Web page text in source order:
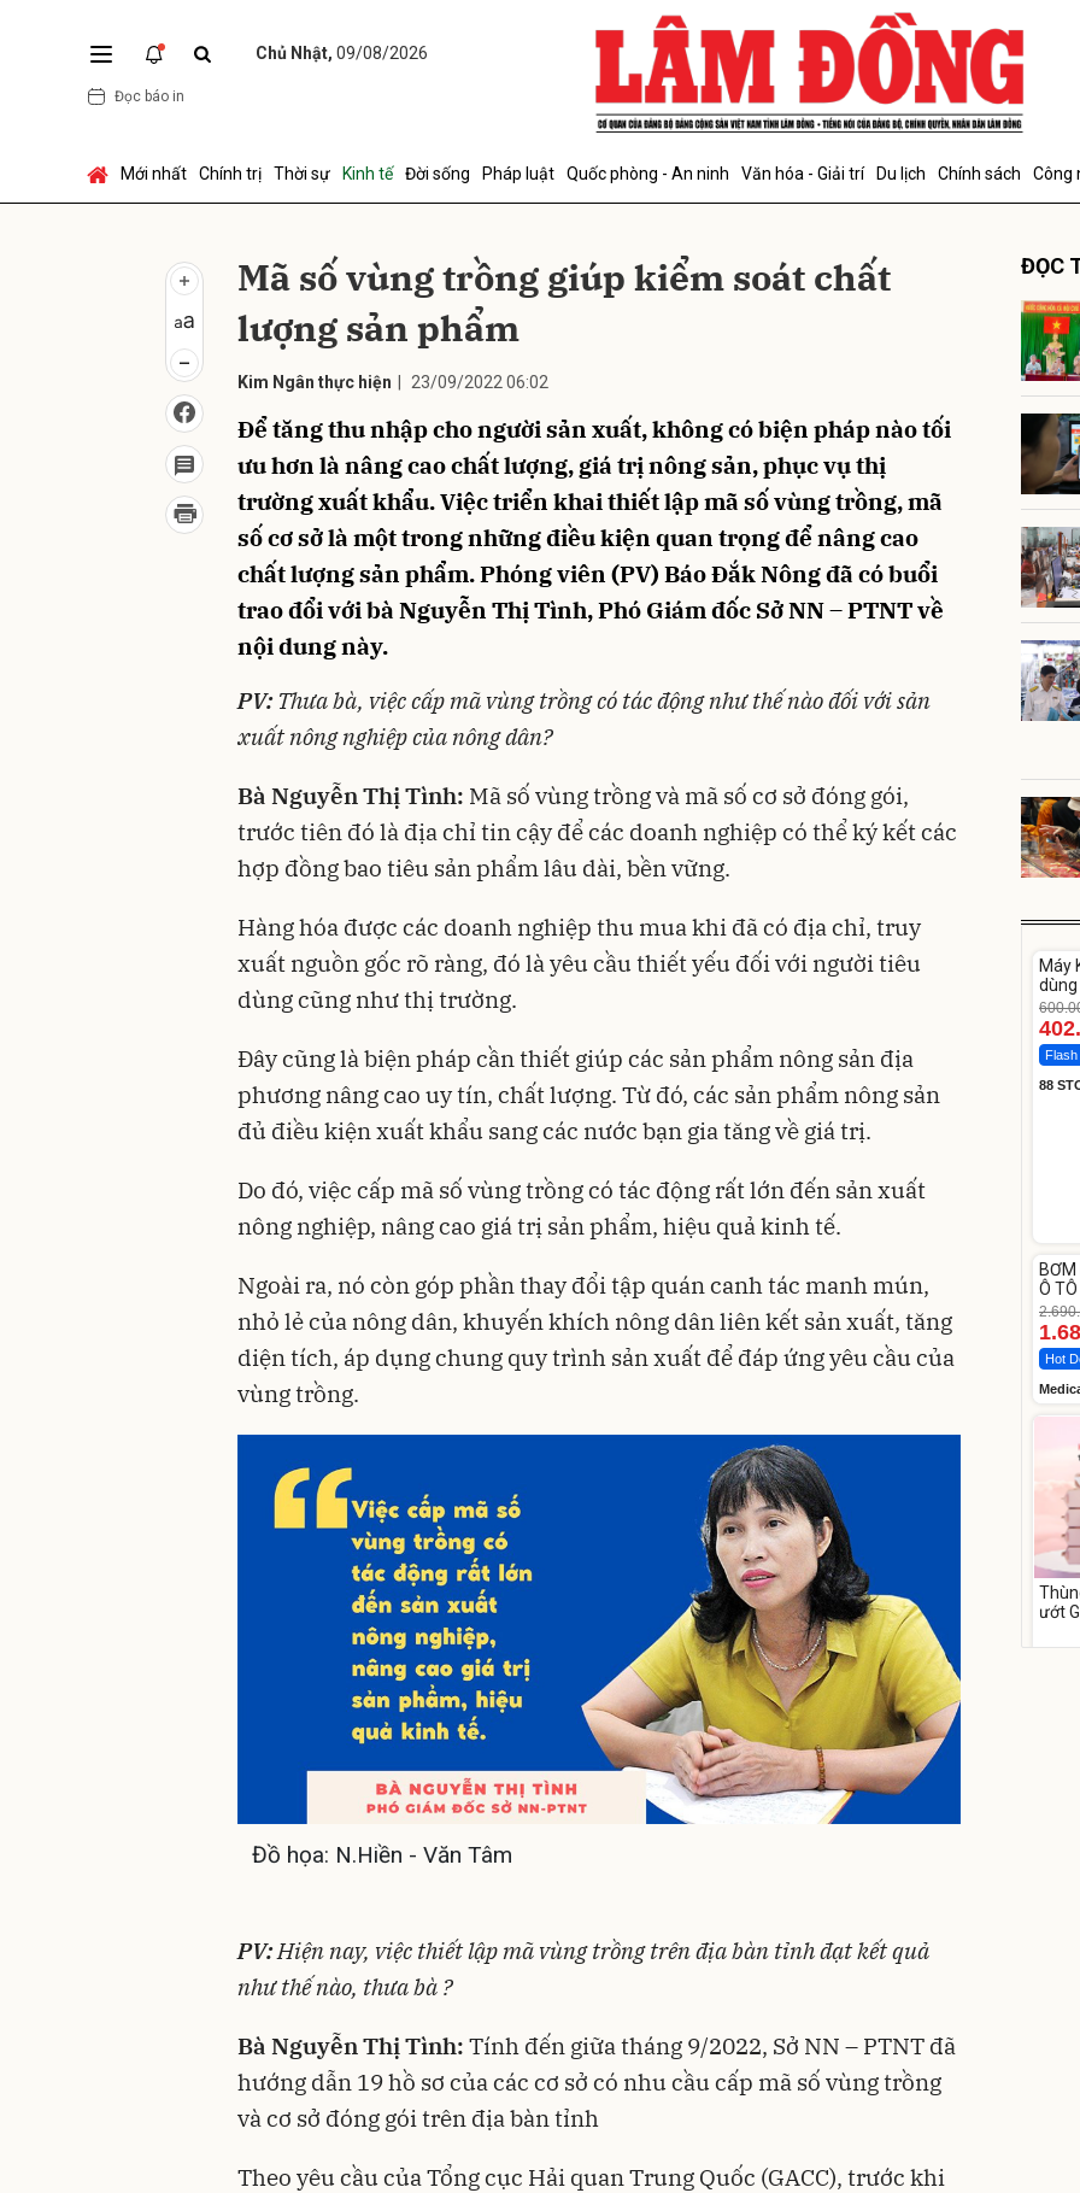
Chủ Nhật, 09/08/2026
Đọc báo in
Mới nhất Chính trị Thời sự Kinh tế Đời sống Pháp luật Quốc phòng - An ninh Văn hóa - Giải trí Du lịch Chính sách Công
Mã số vùng trồng giúp kiểm soát chất
lượng sản phẩm
Kim Ngân thực hiện 23/09/2022 06:02
Để tăng thu nhập cho người sản xuất, không có biện pháp nào tối
ưu hơn là nâng cao chất lượng, giá trị nông sản, phục vụ thị
trường xuất khẩu. Việc triển khai thiết lập mã số vùng trồng, mã
số cơ sở là một trong những điều kiện quan trọng để nâng cao
chất lượng sản phẩm. Phóng viên (PV) Báo Đắk Nông đã có buổi
trao đổi với bà Nguyễn Thị Tình, Phó Giám đốc Sở NN – PTNT về
nội dung này.
PV: Thưa bà, việc cấp mã vùng trồng có tác động như thế nào đối với sản
xuất nông nghiệp của nông dân?
Bà Nguyễn Thị Tình: Mã số vùng trồng và mã số cơ sở đóng gói,
trước tiên đó là địa chỉ tin cậy để các doanh nghiệp có thể ký kết các
hợp đồng bao tiêu sản phẩm lâu dài, bền vững.
Hàng hóa được các doanh nghiệp thu mua khi đã có địa chỉ, truy
xuất nguồn gốc rõ ràng, đó là yêu cầu thiết yếu đối với người tiêu
dùng cũng như thị trường.
Đây cũng là biện pháp cần thiết giúp các sản phẩm nông sản địa
phương nâng cao uy tín, chất lượng. Từ đó, các sản phẩm nông sản
đủ điều kiện xuất khẩu sang các nước bạn gia tăng về giá trị.
Do đó, việc cấp mã số vùng trồng có tác động rất lớn đến sản xuất
nông nghiệp, nâng cao giá trị sản phẩm, hiệu quả kinh tế.
Ngoài ra, nó còn góp phần thay đổi tập quán canh tác manh mún,
nhỏ lẻ của nông dân, khuyến khích nông dân liên kết sản xuất, tăng
diện tích, áp dụng chung quy trình sản xuất để đáp ứng yêu cầu của
vùng trồng.
Đồ họa: N.Hiền - Văn Tâm
PV:Hiện nay, việc thiết lập mã vùng trồng trên địa bàn tỉnh đạt kết quả
như thế nào, thưa bà ?
Bà Nguyễn Thị Tình: Tính đến giữa tháng 9/2022, Sở NN – PTNT đã
hướng dẫn 19 hồ sơ của các cơ sở có nhu cầu cấp mã số vùng trồng
và cơ sở đóng gói trên địa bàn tỉnh
Theo yêu cầu của Tổng cục Hải quan Trung Quốc (GACC), trước khi
ĐỌC
-33%
Máy
dùng
Flash
88
-37%
BƠM
Ô TÔ
Hot
ướt
Gửi bình luận